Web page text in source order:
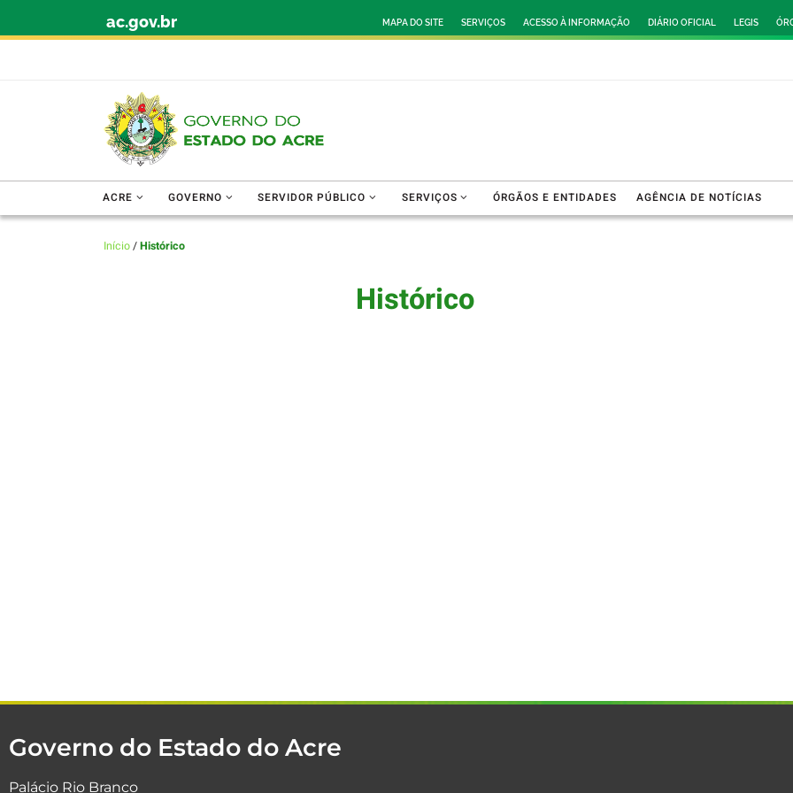
ac.gov.br MAPA DO SITE SERVIÇOS ACESSO À INFORMAÇÃO DIÁRIO OFICIAL LEGIS
ACRE GOVERNO SERVIDOR PÚBLICO SERVIÇOS ÓRGÃOS E ENTIDADES AGÊNCIA DE NOTÍCIAS
Início/Histórico
Histórico
Governo do Estado do Acre
Palácio Rio Branco